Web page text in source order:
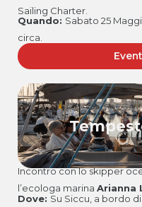
Sailing Charter.
Quando: Sabato 25
circa.
Incontro con lo skipper
l’ecologa marina Arianna
Dove: Su Siccu, a bordo